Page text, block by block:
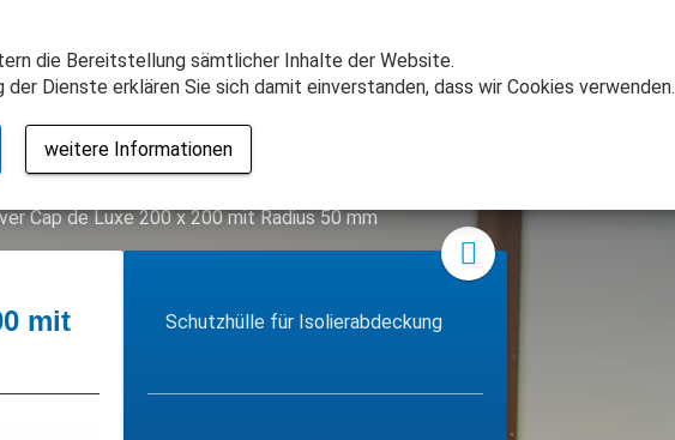
die Bereitstellung sämtlicher Inhalte der Website.
Dienste erklären Sie sich damit einverstanden, dass wir Cookies verwenden.
weitere Informationen
Spas Aktionen Webshop
Cap de Luxe 200 x 200 mit Radius 50 mm
mit
Schutzhülle für Isolierabdeckung